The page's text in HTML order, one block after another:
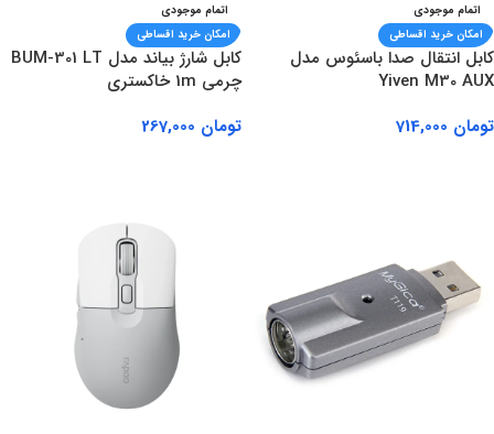
اتمام موجودی
امکان خرید اقساطی
کابل انتقال صدا باسئوس مدل
Yiven M30 AUX
تومان
اتمام موجودی
امکان خرید اقساطی
کابل شارژ بیاند مدل BUM-301 LT
چرمی 1m خاکستری
تومان